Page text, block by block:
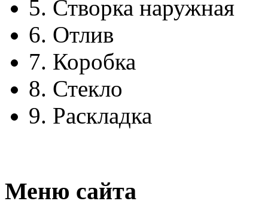
5. Створка наружная
6. Отлив
7. Коробка
8. Стекло
9. Раскладка
Меню сайта